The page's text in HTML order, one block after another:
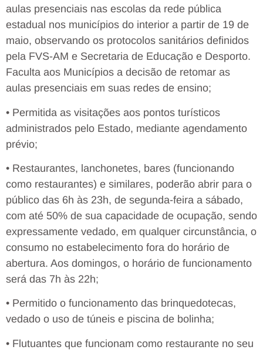
aulas presenciais nas escolas da rede pública
estadual nos municípios do interior a partir de 19 de
maio, observando os protocolos sanitários definidos
pela FVS-AM e Secretaria de Educação e Desporto.
Faculta aos Municípios a decisão de retomar as
aulas presenciais em suas redes de ensino;
• Permitida as visitações aos pontos turísticos
administrados pelo Estado, mediante agendamento
prévio;
• Restaurantes, lanchonetes, bares (funcionando
como restaurantes) e similares, poderão abrir para o
público das 6h às 23h, de segunda-feira a sábado,
com até 50% de sua capacidade de ocupação, sendo
expressamente vedado, em qualquer circunstância, o
consumo no estabelecimento fora do horário de
abertura. Aos domingos, o horário de funcionamento
será das 7h às 22h;
• Permitido o funcionamento das brinquedotecas,
vedado o uso de túneis e piscina de bolinha;
• Flutuantes que funcionam como restaurante no seu